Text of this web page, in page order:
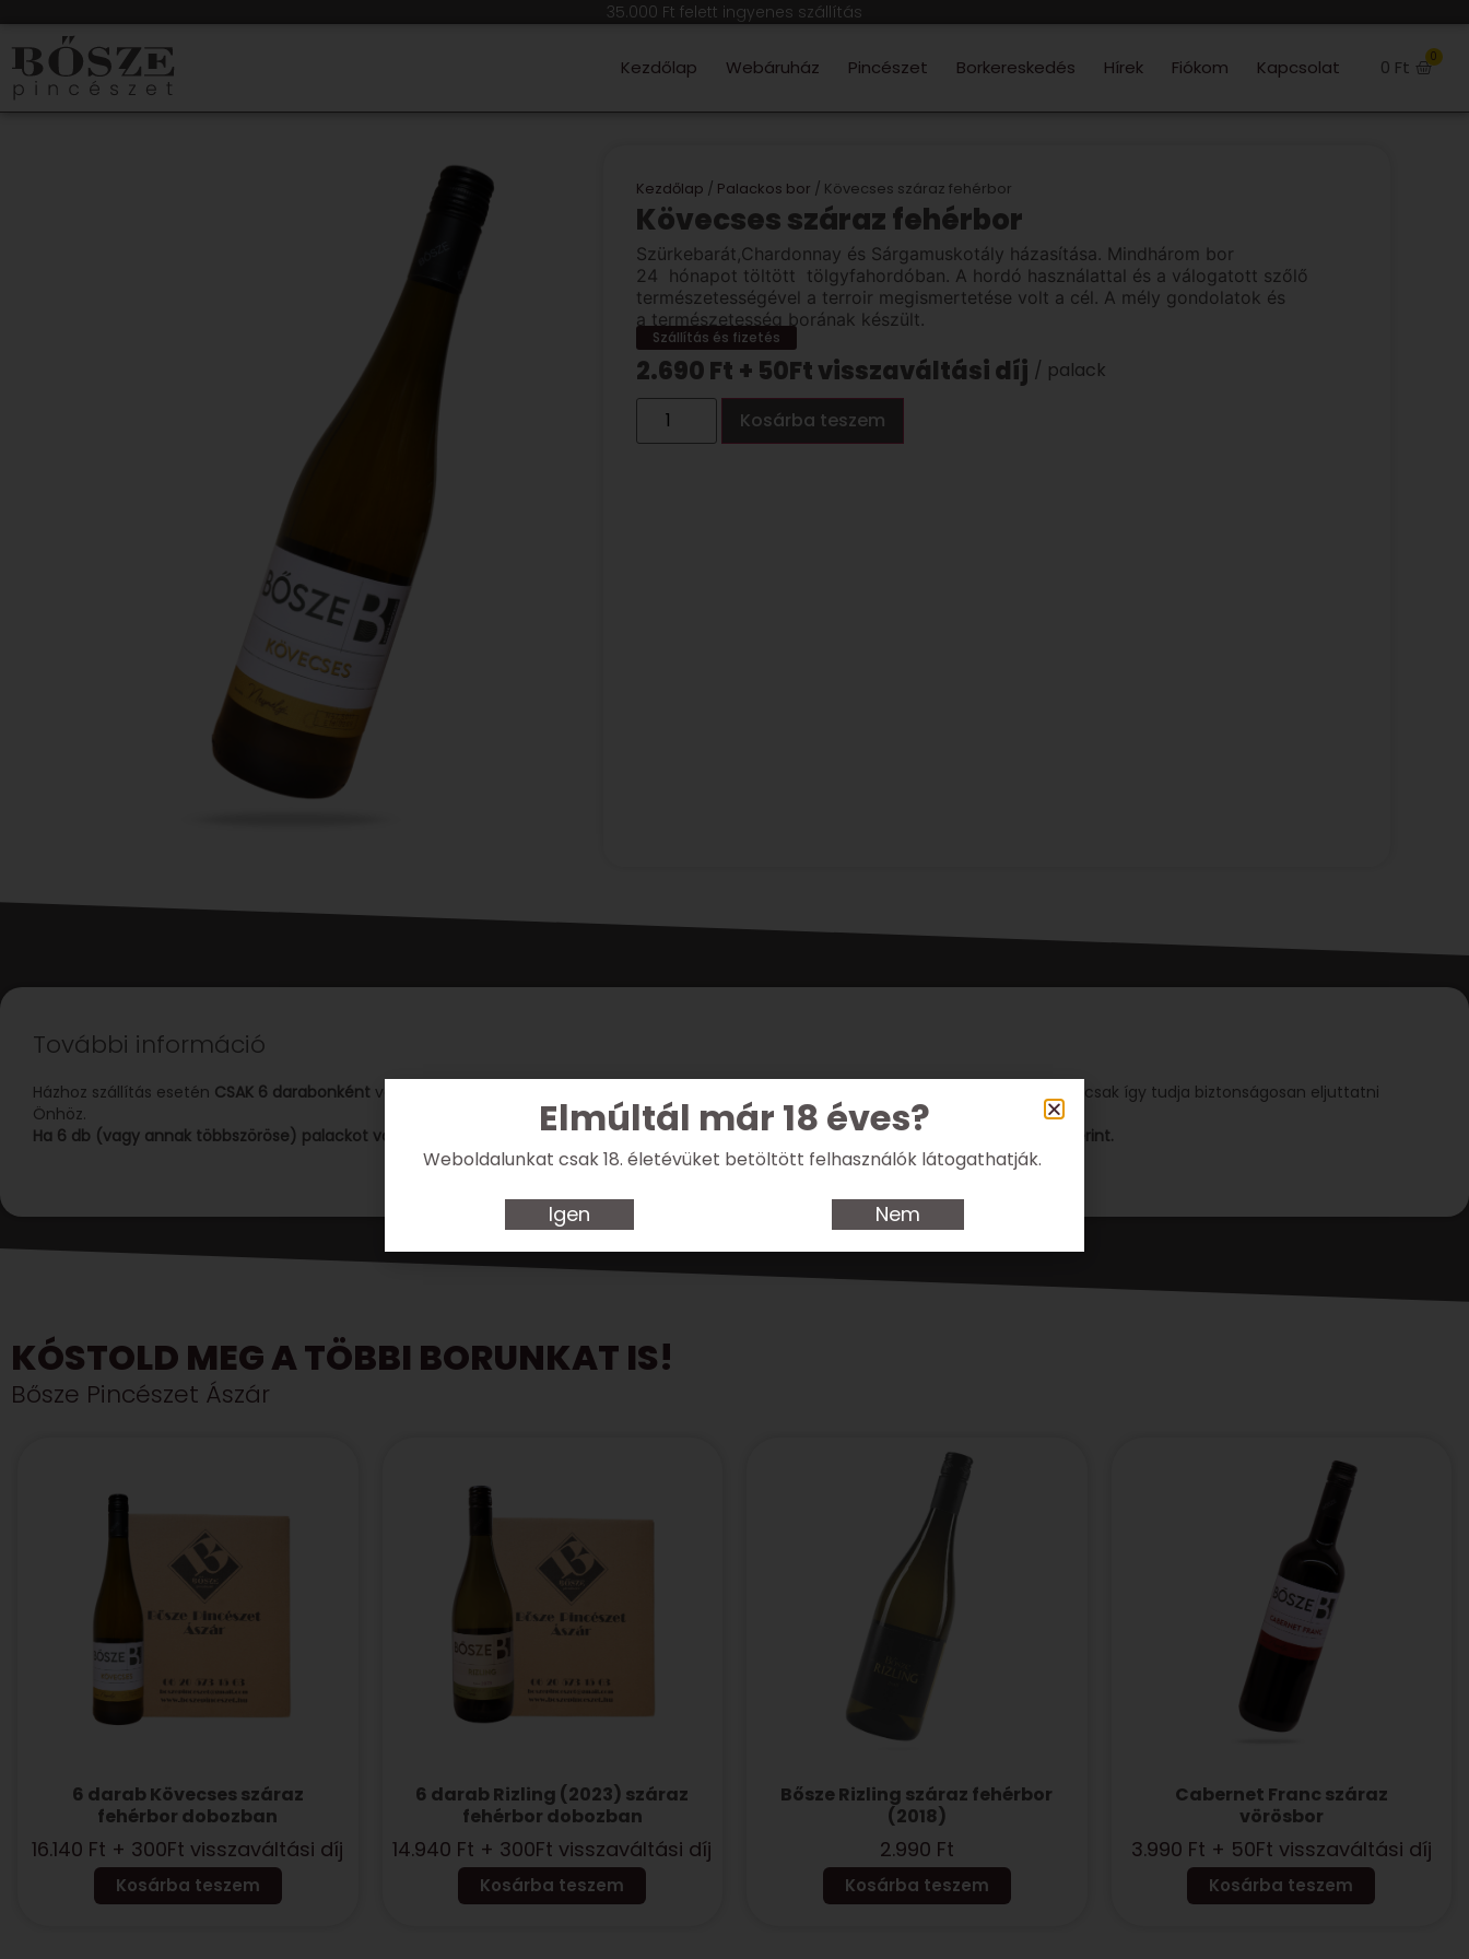
35.000 Ft felett ingyenes szállítás
Kezdőlap Webáruház Pincészet Borkereskedés Hírek Fiókom Kapcsolat 0 Ft 0
Kezdőlap / Palackos bor / Kövecses száraz fehérbor
Kövecses száraz fehérbor
Szürkebarát ,Chardonnay és Sárgamuskotály házasítása. Mindhárom bor
24 hónapot töltött tölgyfahordóban. A hordó használattal és a válogatott szőlő
természetességével a terroir megismertetése volt a cél. A mély gondolatok és
a természetesség borának készült.
Szállítás és fizetés
2.690Ft + 50Ft visszaváltási díj / palack
Kosárba teszem
További információ
Házhoz szállítás esetén CSAK 6 darabonként van lehetőségünk kiszállítani borainkat. Törékenységükre való tekintettel a futárszolgálatunk csak így tudja biztonságosan eljuttatni
Önhöz.
Ha 6 db (vagy annak többszöröse) palackot vásárolna csak tegye be kosárba a „dobozos” terméket és növelje a mennyiséget tetszés szerint.
KÓSTOLD MEG A TÖBBI BORUNKAT IS!
Bősze Pincészet Ászár
6 darab Kövecses száraz
fehérbor dobozban
16.140 Ft + 300Ft visszaváltási díj
Kosárba teszem
6 darab Rizling (2023) száraz
fehérbor dobozban
14.940 Ft + 300Ft visszaváltási díj
Kosárba teszem
Bősze Rizling száraz fehérbor
(2018)
2.990 Ft
Kosárba teszem
Cabernet Franc száraz
vörösbor
3.990 Ft + 50Ft visszaváltási díj
Kosárba teszem
Elmúltál már 18 éves?
Weboldalunkat csak 18. életévüket betöltött felhasználók látogathatják.
Igen Nem